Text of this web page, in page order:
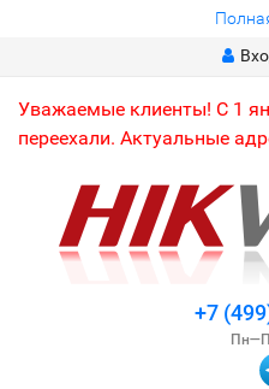
Уважаемые клиенты! С 1
переехали. Актуальные
+7